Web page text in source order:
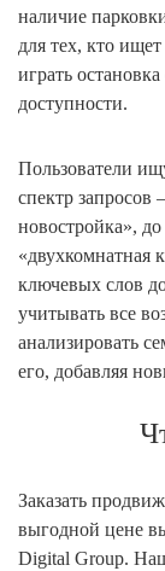
наличие
для тех, кто
играть
доступности.
Пользователи
спектр запросов
новостройка»,
«двухкомнатная
ключевых слов
учитывать все
анализировать
его, добавляя
Заказать
выгодной цене
Digital Group.